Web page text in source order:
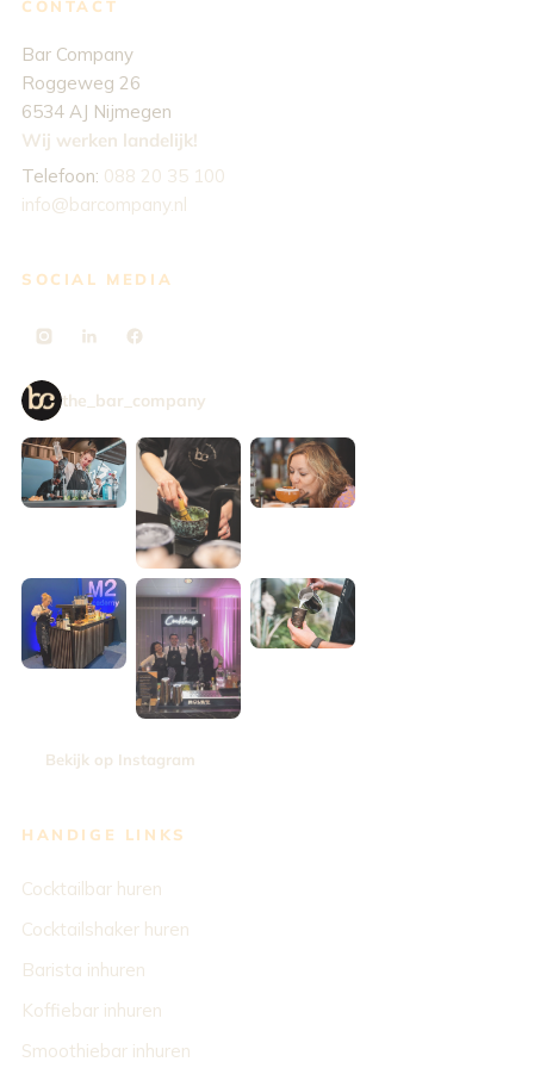
CONTACT
Bar Company
Roggeweg 26
6534 AJ Nijmegen
Wij werken landelijk!
Telefoon: 088 20 35 100
info@barcompany.nl
SOCIAL MEDIA
the_bar_company
Bekijk op Instagram
HANDIGE LINKS
Cocktailbar huren
Cocktailshaker huren
Barista inhuren
Koffiebar inhuren
Smoothiebar inhuren